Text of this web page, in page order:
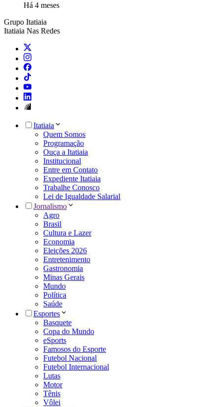
Há 4 meses
Grupo Itatiaia
Itatiaia Nas Redes
Itatiaia
Quem Somos
Programação
Ouça a Itatiaia
Institucional
Entre em Contato
Expediente Itatiaia
Trabalhe Conosco
Lei de Igualdade Salarial
Jornalismo
Agro
Brasil
Cultura e Lazer
Economia
Eleições 2026
Entretenimento
Gastronomia
Minas Gerais
Mundo
Política
Saúde
Esportes
Basquete
Copa do Mundo
eSports
Famosos do Esporte
Futebol Nacional
Futebol Internacional
Lutas
Motor
Tênis
Vôlei